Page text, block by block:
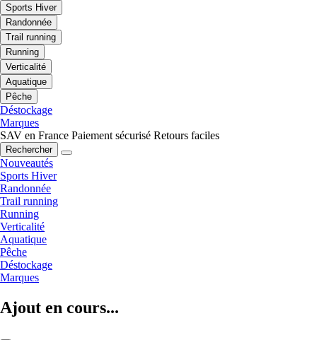
Sports Hiver
Randonnée
Trail running
Running
Verticalité
Aquatique
Pêche
Déstockage
Marques
SAV en France Paiement sécurisé Retours faciles
Rechercher
Nouveautés
Sports Hiver
Randonnée
Trail running
Running
Verticalité
Aquatique
Pêche
Déstockage
Marques
Ajout en cours...